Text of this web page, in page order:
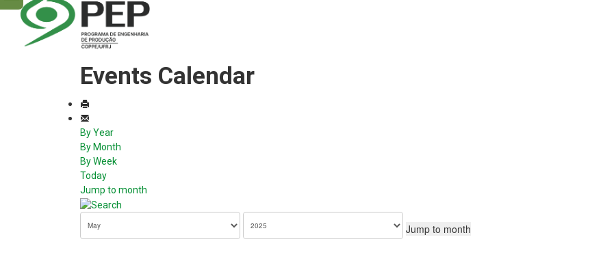
Events Calendar
By Year
By Month
By Week
Today
Jump to month
Jump to month